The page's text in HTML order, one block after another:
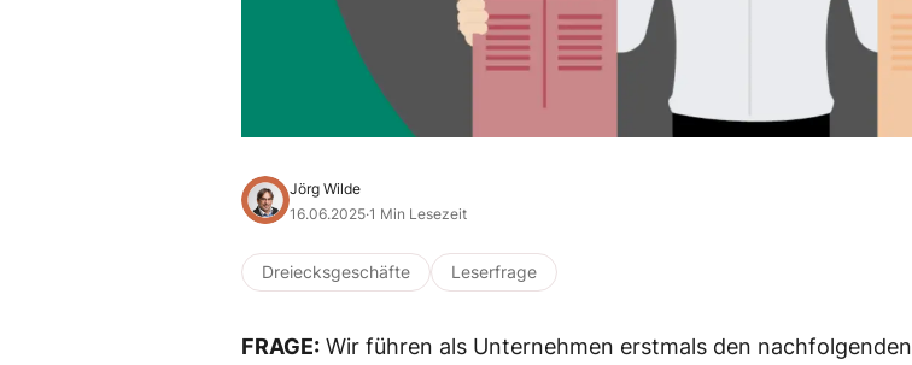
Jörg Wilde
16.06.2025·1 Min Lesezeit
Dreiecksgeschäfte Leserfrage
FRAGE: Wir führen als Unternehmen erstmals den nachfolgenden